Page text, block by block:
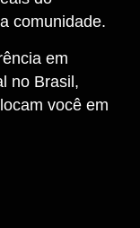
comunidade.
em
no Brasil,
você em